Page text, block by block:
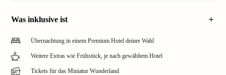
Was inklusive ist
Übernachtung in einem Premium Hotel deiner Wahl
Weitere Extras wie Frühstück, je nach gewähltem Hotel
Tickets für das Miniatur Wunderland